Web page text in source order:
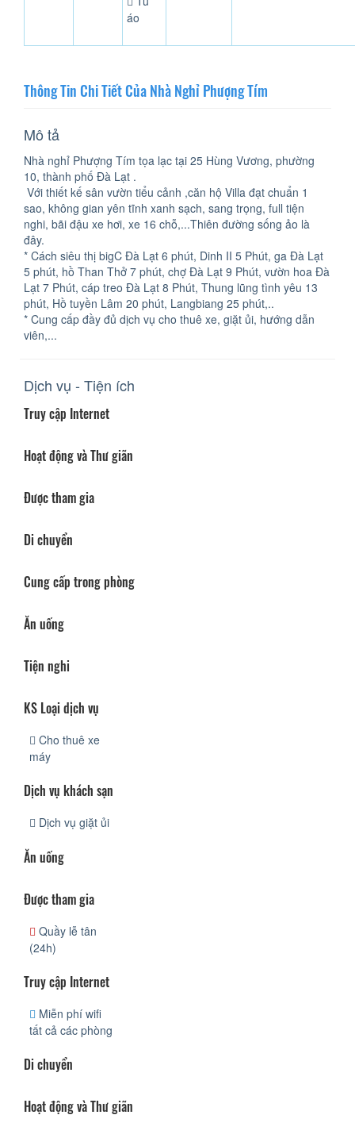
áo
Thông Tin Chi Tiết Của Nhà Nghỉ Phượng Tím
Mô tả
Nhà nghỉ Phượng Tím tọa lạc tại 25 Hùng Vương, phường
10, thành phố Đà Lạt .
Với thiết kế sân vườn tiểu cảnh ,căn hộ Villa đạt chuẩn 1
sao, không gian yên tĩnh xanh sạch, sang trọng, full tiện
nghi, bãi đậu xe hơi, xe 16 chỗ,...Thiên đường sống ảo là
đây.
* Cách siêu thị bigC Đà Lạt 6 phút, Dinh II 5 Phút, ga Đà Lạt
5 phút, hồ Than Thở 7 phút, chợ Đà Lạt 9 Phút, vườn hoa Đà
Lạt 7 Phút, cáp treo Đà Lạt 8 Phút, Thung lũng tình yêu 13
phút, Hồ tuyền Lâm 20 phút, Langbiang 25 phút,..
* Cung cấp đầy đủ dịch vụ cho thuê xe, giặt ủi, hướng dẫn
viên,...
Dịch vụ - Tiện ích
Truy cập Internet
Hoạt động và Thư giãn
Được tham gia
Di chuyển
Cung cấp trong phòng
Ăn uống
Tiện nghi
KS Loại dịch vụ
Cho thuê xe
máy
Dịch vụ khách sạn
Dịch vụ giặt ủi
Ăn uống
Được tham gia
Quầy lễ tân
(24h)
Truy cập Internet
Miễn phí wifi
tất cả các phòng
Di chuyển
Hoạt động và Thư giãn